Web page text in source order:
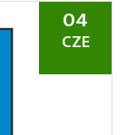
04
CZE